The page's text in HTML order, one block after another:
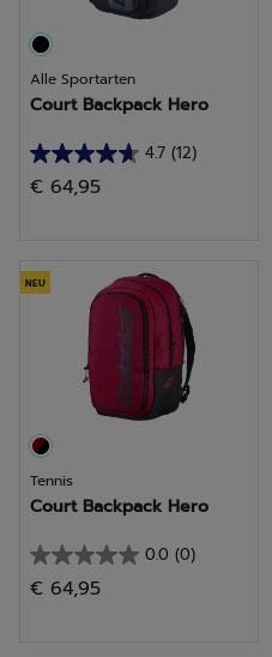
Alle Sportarten
Court Backpack Hero
4.7 (12)
4.7
von
12
Bewertungen
€ 64,95
NEU
Tennis
Court Backpack Hero
0.0 (0)
0.0
von
€ 64,95